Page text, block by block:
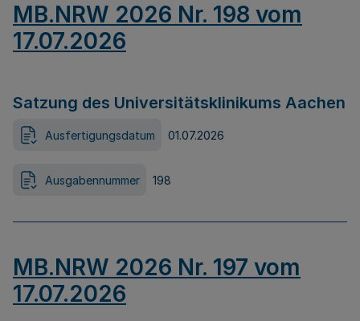
MB.NRW 2026 Nr. 198 vom
17.07.2026
Satzung des Universitätsklinikums Aachen
Ausfertigungsdatum 01.07.2026
Ausgabennummer 198
MB.NRW 2026 Nr. 197 vom
17.07.2026